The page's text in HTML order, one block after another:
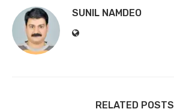
SUNIL NAMDEO
RELATED POSTS